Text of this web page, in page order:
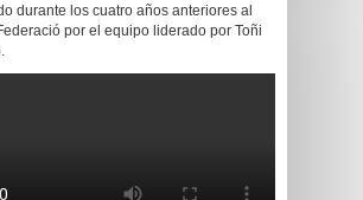
durante los cuatro años anteriores al
por el equipo liderado por Toñi